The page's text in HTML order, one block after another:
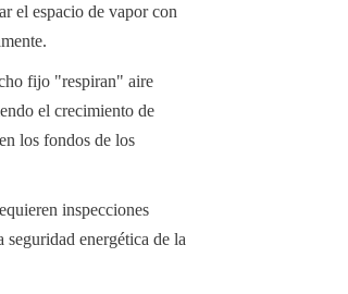
el espacio de vapor con
fijo "respiran" aire
el crecimiento de
los fondos de los
inspecciones
energética de la